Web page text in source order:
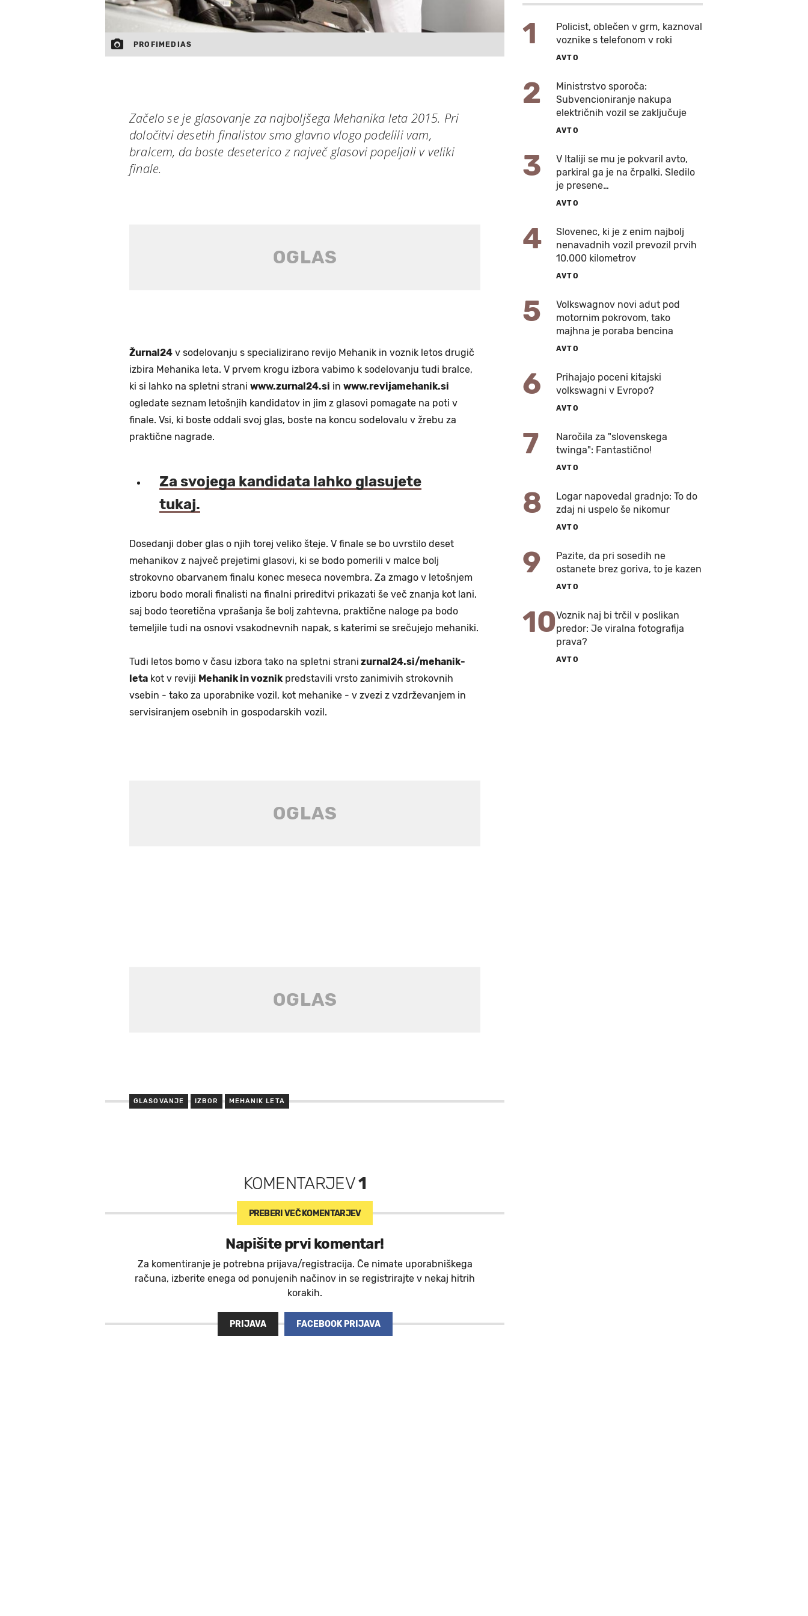
PROFIMEDIAS
Začelo se je glasovanje za najboljšega Mehanika leta 2015. Pri
določitvi desetih finalistov smo glavno vlogo podelili vam,
bralcem, da boste deseterico z največ glasovi popeljali v veliki
finale.
Žurnal24 v sodelovanju s specializirano revijo Mehanik in voznik letos drugič
izbira Mehanika leta. V prvem krogu izbora vabimo k sodelovanju tudi bralce,
ki si lahko na spletni strani www.zurnal24.si in www.revijamehanik.si
ogledate seznam letošnjih kandidatov in jim z glasovi pomagate na poti v
finale. Vsi, ki boste oddali svoj glas, boste na koncu sodelovalu v žrebu za
praktične nagrade.
Za svojega kandidata lahko glasujete
tukaj.
Dosedanji dober glas o njih torej veliko šteje. V finale se bo uvrstilo deset
mehanikov z največ prejetimi glasovi, ki se bodo pomerili v malce bolj
strokovno obarvanem finalu konec meseca novembra. Za zmago v letošnjem
izboru bodo morali finalisti na finalni prireditvi prikazati še več znanja kot lani,
saj bodo teoretična vprašanja še bolj zahtevna, praktične naloge pa bodo
temeljile tudi na osnovi vsakodnevnih napak, s katerimi se srečujejo mehaniki.
Tudi letos bomo v času izbora tako na spletni strani zurnal24.si/mehanik-
leta kot v reviji Mehanik in voznik predstavili vrsto zanimivih strokovnih
vsebin - tako za uporabnike vozil, kot mehanike - v zvezi z vzdrževanjem in
servisiranjem osebnih in gospodarskih vozil.
GLASOVANJE IZBOR MEHANIK LETA
KOMENTARJEV1
PREBERI VEČ KOMENTARJEV
Napišite prvi komentar!
Za komentiranje je potrebna prijava/registracija. Če nimate uporabniškega
računa, izberite enega od ponujenih načinov in se registrirajte v nekaj hitrih
korakih.
PRIJAVA FACEBOOK PRIJAVA
1
Policist, oblečen v grm, kaznoval
voznike s telefonom v roki
AVTO
2
Ministrstvo sporoča:
Subvencioniranje nakupa
električnih vozil se zaključuje
AVTO
3
V Italiji se mu je pokvaril avto,
parkiral ga je na črpalki. Sledilo
je presene…
AVTO
4
Slovenec, ki je z enim najbolj
nenavadnih vozil prevozil prvih
10.000 kilometrov
AVTO
5
Volkswagnov novi adut pod
motornim pokrovom, tako
majhna je poraba bencina
AVTO
6
Prihajajo poceni kitajski
volkswagni v Evropo?
AVTO
7
Naročila za "slovenskega
twinga": Fantastično!
AVTO
8
Logar napovedal gradnjo: To do
zdaj ni uspelo še nikomur
AVTO
9
Pazite, da pri sosedih ne
ostanete brez goriva, to je kazen
AVTO
10Voznik naj bi trčil v poslikan
predor: Je viralna fotografija
prava?
AVTO